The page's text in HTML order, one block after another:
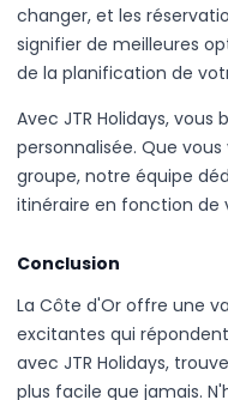
changer, et les
signifier de meilleures
de la planification de
Avec JTR Holidays,
personnalisée. Que
groupe, notre équipe
itinéraire en fonction de
Conclusion
La Côte d'Or offre une
excitantes qui
avec JTR Holidays,
plus facile que jamais.